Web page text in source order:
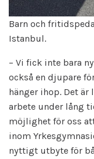
Barn och
Istanbul.
– Vi fick inte bara
också en djupare
hänger ihop. Det är
arbete under lång
möjlighet för oss
inom
nyttigt utbyte för